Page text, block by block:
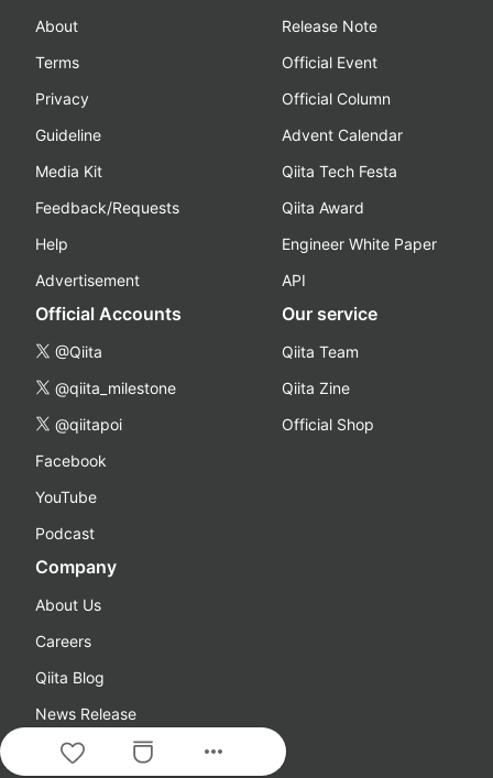
more_horiz
About
Terms
Privacy
Guideline
Media Kit
Feedback/Requests
Help
Advertisement
Release Note
Official Event
Official Column
Advent Calendar
Qiita Tech Festa
Qiita Award
Engineer White Paper
API
Official Accounts
@Qiita
@qiita_milestone
@qiitapoi
Facebook
YouTube
Podcast
Our service
Qiita Team
Qiita Zine
Official Shop
Company
About Us
Careers
Qiita Blog
News Release